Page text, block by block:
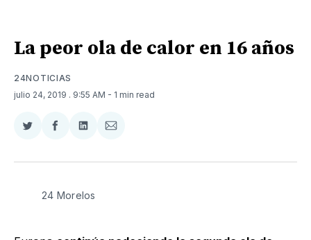
La peor ola de calor en 16 años
24NOTICIAS
julio 24, 2019 . 9:55 AM - 1 min read
Compartir
Twitter
Compartir
Facebook
Compartir
LinkedIn
Compartir
Email
24 Morelos